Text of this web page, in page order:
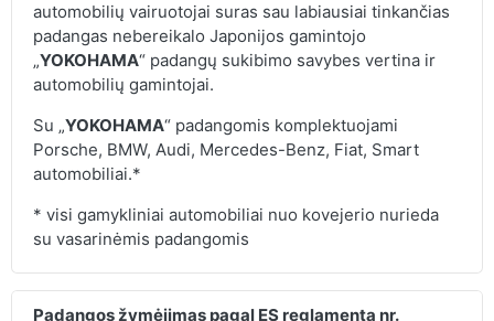
automobilių vairuotojai suras sau labiausiai tinkančias
padangas nebereikalo Japonijos gamintojo
„YOKOHAMA“ padangų sukibimo savybes vertina ir
automobilių gamintojai.
Su „YOKOHAMA“ padangomis komplektuojami
Porsche, BMW, Audi, Mercedes-Benz, Fiat, Smart
automobiliai.*
* visi gamykliniai automobiliai nuo kovejerio nurieda
su vasarinėmis padangomis
Padangos žymėjimas pagal ES reglamentą nr.